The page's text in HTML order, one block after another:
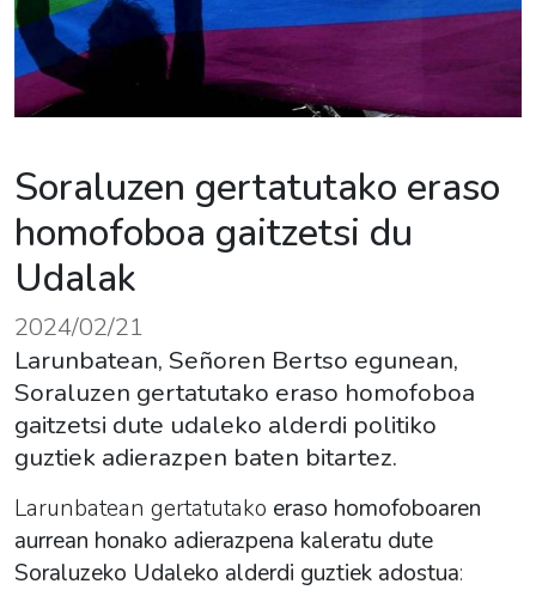
Soraluzen gertatutako eraso
homofoboa gaitzetsi du
Udalak
2024/02/21
Larunbatean, Señoren Bertso egunean,
Soraluzen gertatutako eraso homofoboa
gaitzetsi dute udaleko alderdi politiko
guztiek adierazpen baten bitartez.
Larunbatean gertatutako eraso homofoboaren
aurrean honako adierazpena kaleratu dute
Soraluzeko Udaleko alderdi guztiek adostua: